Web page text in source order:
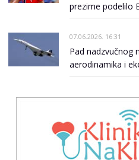
prezime podelilo
07.06.2026. 16:31
Pad nadzvučnog
aerodinamika i